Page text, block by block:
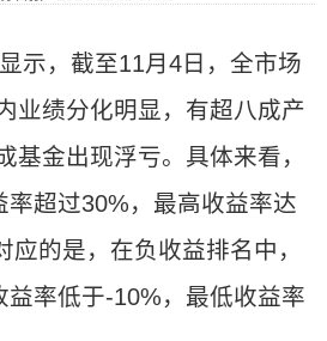
示，截至11月4日，全市场
业绩分化明显，有超八成产
基金出现浮亏。具体来看，
率超过30%，最高收益率达
应的是，在负收益排名中，
益率低于-10%，最低收益率